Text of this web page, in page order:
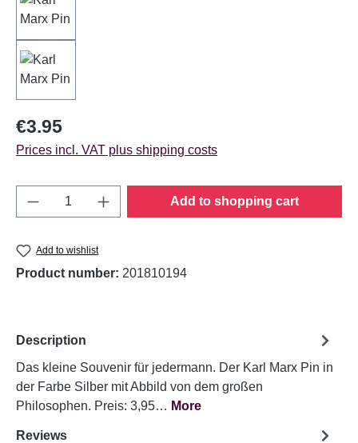
Regular price:
€3.95
Prices incl. VAT plus shipping costs
Product Quantity: Enter the desired
Add to shopping cart
Add to wishlist
Product number: 201810194
Description
Das kleine Souvenir für jedermann. Der Karl Marx Pin in
der Farbe Silber mit Abbild von dem großen
Philosophen. Preis: 3,95… More
Reviews